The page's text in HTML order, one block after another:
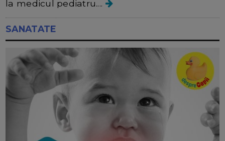
la medicul pediatru....
SANATATE